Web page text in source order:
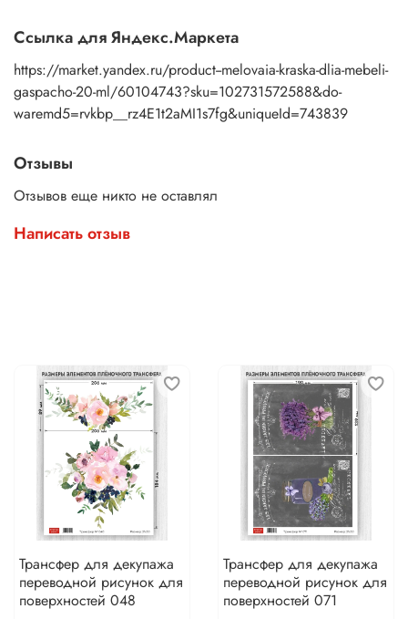
Ссылка для Яндекс.Маркета
https://market.yandex.ru/product--melovaia-kraska-dlia-mebeli-
gaspacho-20-ml/60104743?sku=102731572588&do-
waremd5=rvkbp__rz4E1t2aMI1s7fg&uniqueId=743839
Отзывы
Отзывов еще никто не оставлял
Написать отзыв
Трансфер для декупажа
переводной рисунок для
поверхностей 048
Трансфер для декупажа
переводной рисунок для
поверхностей 071